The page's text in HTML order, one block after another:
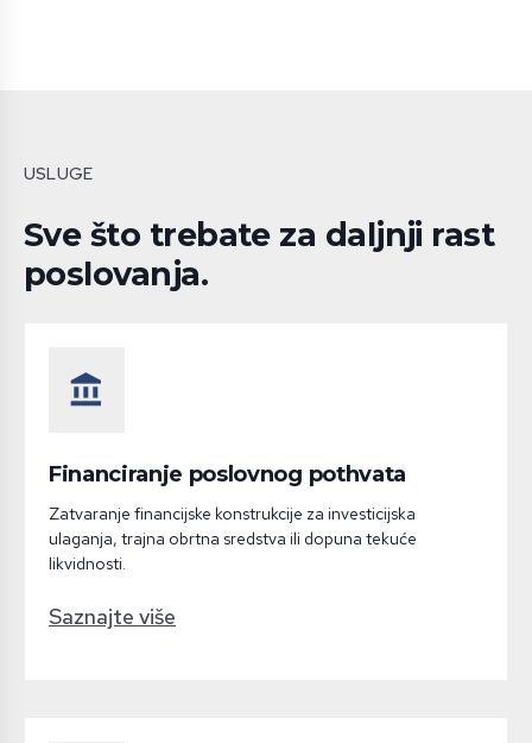
USLUGE
Sve što trebate za daljnji rast
poslovanja.
account_balance
Financiranje poslovnog pothvata
Zatvaranje financijske konstrukcije za investicijska
ulaganja, trajna obrtna sredstva ili dopuna tekuće
likvidnosti.
Saznajte više